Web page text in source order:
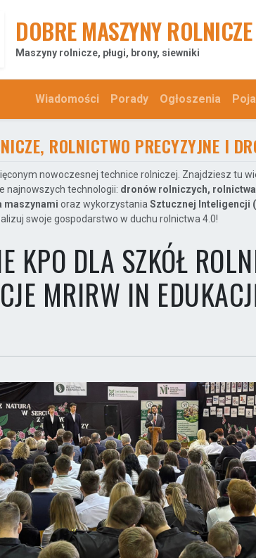
DOBRE MASZYNY ROLNICZE
Maszyny rolnicze, pługi, brony, siewniki
Wiadomości Porady Ogłoszenia
ROLNICTWO PRECYZYJNE I
nowoczesnej technice rolniczej. Znajdziesz tu
najnowszych technologii: dronów rolniczych,
maszynami oraz wykorzystania Sztucznej Inteligencji
swoje gospodarstwo w duchu rolnictwa 4.0!
KPO DLA SZKÓŁ
MRIRW IN